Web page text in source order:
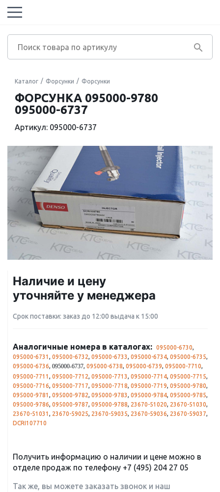
Каталог Форсунки Форсунки
ФОРСУНКА 095000-9780
095000-6737
Артикул: 095000-6737
Наличие и цену
уточняйте у менеджера
Срок поставки: заказ до 12:00 выдача к 15:00
Аналогичные номера в каталогах: 095000-6730,
095000-6731 , 095000-6732, 095000-6733, 095000-6734, 095000-6735,
095000-6736, 095000-6737, 095000-6738, 095000-6739, 095000-7710,
095000-7711 , 095000-7712, 095000-7713, 095000-7714, 095000-7715,
095000-7716, 095000-7717, 095000-7718, 095000-7719, 095000-9780,
095000-9781 , 095000-9782, 095000-9783, 095000-9784, 095000-9785,
095000-9786, 095000-9787, 095000-9788, 23670-51020, 23670-51030,
23670-51031 , 23670-59025, 23670-59035, 23670-59036, 23670-59037,
DCRI107710
Получить информацию о наличии и цене можно в
отделе продаж по телефону +7 (495) 204 27 05
Так же, вы можете заказать звонок и наш